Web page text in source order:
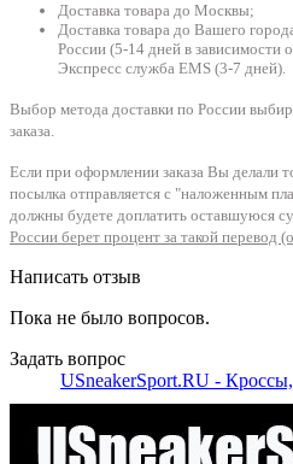
Доставка товара до Москвы;
Доставка товара до Вашего
России (5-14 дней в зависимости
Экспресс служба EMS (3-7 дней).
Выбор метода доставки по России
заказа.
Если при оформлении заказа Вы делали
посылка отправляется с "наложенным
должны будете доплатить оставшуюся
России берет процент за такой перевод
Написать отзыв
Пока не было вопросов.
Задать вопрос
USneakerSport.RU -